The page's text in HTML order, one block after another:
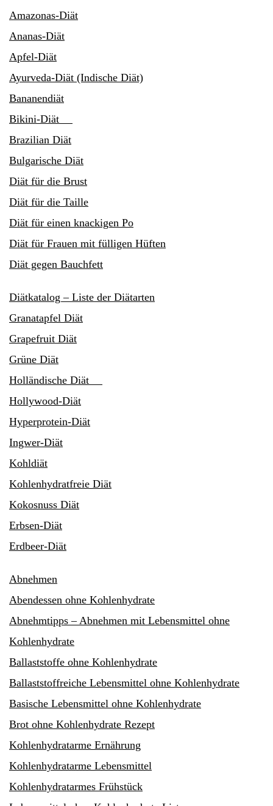
Amazonas-Diät
Ananas-Diät
Apfel-Diät
Ayurveda-Diät (Indische Diät)
Bananendiät
Bikini-Diät
Brazilian Diät
Bulgarische Diät
Diät für die Brust
Diät für die Taille
Diät für einen knackigen Po
Diät für Frauen mit fülligen Hüften
Diät gegen Bauchfett
Diätkatalog – Liste der Diätarten
Granatapfel Diät
Grapefruit Diät
Grüne Diät
Holländische Diät
Hollywood-Diät
Hyperprotein-Diät
Ingwer-Diät
Kohldiät
Kohlenhydratfreie Diät
Kokosnuss Diät
Erbsen-Diät
Erdbeer-Diät
Abnehmen
Abendessen ohne Kohlenhydrate
Abnehmtipps – Abnehmen mit Lebensmittel ohne
Kohlenhydrate
Ballaststoffe ohne Kohlenhydrate
Ballaststoffreiche Lebensmittel ohne Kohlenhydrate
Basische Lebensmittel ohne Kohlenhydrate
Brot ohne Kohlenhydrate Rezept
Kohlenhydratarme Ernährung
Kohlenhydratarme Lebensmittel
Kohlenhydratarmes Frühstück